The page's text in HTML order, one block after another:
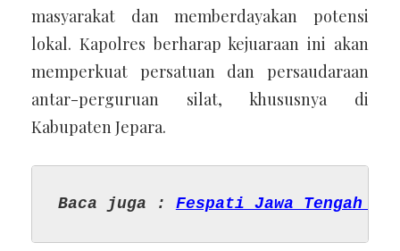
masyarakat dan memberdayakan potensi
lokal. Kapolres berharap kejuaraan ini akan
memperkuat persatuan dan persaudaraan
antar-perguruan silat, khususnya di
Kabupaten Jepara.
Baca juga : Fespati Jawa Tengah